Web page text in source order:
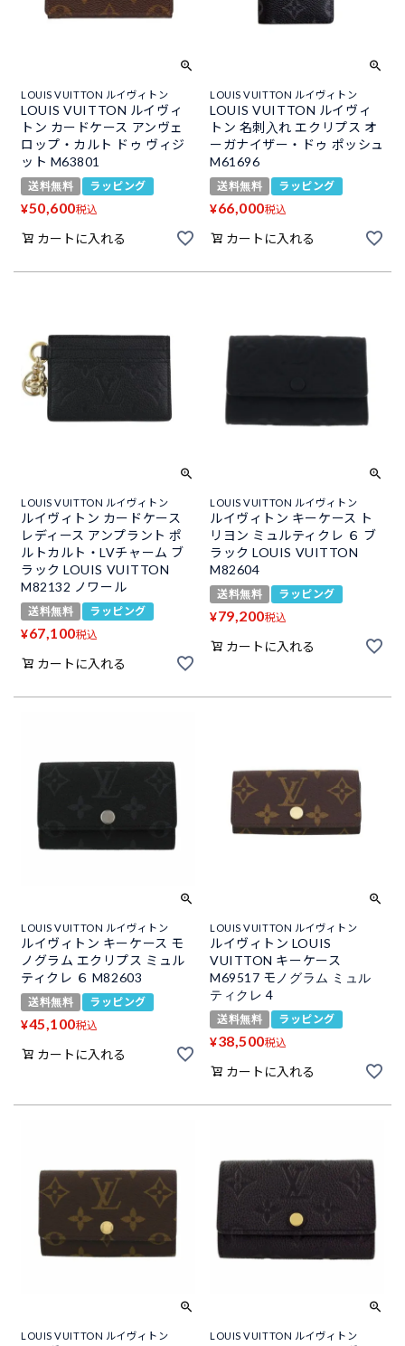
LOUIS VUITTON ルイヴィトン
LOUIS VUITTON ルイヴィ
トン カードケース アンヴェ
ロップ・カルト ドゥ ヴィジ
ット M63801
送料無料 ラッピング
¥50,600税込
カートに入れる
LOUIS VUITTON ルイヴィトン
LOUIS VUITTON ルイヴィ
トン 名刺入れ エクリプス オ
ーガナイザー・ドゥ ポッシュ
M61696
送料無料 ラッピング
¥66,000税込
カートに入れる
LOUIS VUITTON ルイヴィトン
ルイヴィトン カードケース
レディース アンプラント ポ
ルトカルト・LVチャーム ブ
ラック LOUIS VUITTON
M82132 ノワール
送料無料 ラッピング
¥67,100税込
カートに入れる
LOUIS VUITTON ルイヴィトン
ルイヴィトン キーケース ト
リヨン ミュルティクレ ６ ブ
ラック LOUIS VUITTON
M82604
送料無料 ラッピング
¥79,200税込
カートに入れる
LOUIS VUITTON ルイヴィトン
ルイヴィトン キーケース モ
ノグラム エクリプス ミュル
ティクレ ６ M82603
送料無料 ラッピング
¥45,100税込
カートに入れる
LOUIS VUITTON ルイヴィトン
ルイヴィトン LOUIS
VUITTON キーケース
M69517 モノグラム ミュル
ティクレ 4
送料無料 ラッピング
¥38,500税込
カートに入れる
LOUIS VUITTON ルイヴィトン LOUIS VUITTON ルイヴィトン